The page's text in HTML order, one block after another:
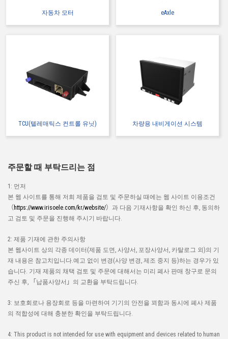
자동차 모터 eAxle
TCU(텔레매틱스 컨트롤 유닛) 차량용 내비게이션 시스템
주문할 때 부탁드리는 점
1: 먼저
본 웹 사이트를 통해 저희 제품을 검토 및 주문하실 때에는 웹 사이트 이용조건
（ https://www.irisoele.com/kr/website/）과 다음 기재사항을 확인 하신 후, 동의하
고 검토 및 주문을 진행해 주시기 바랍니다.
2: 제품 기재에 관한 주의사항
본 웹사이트 상의 각종 데이터(제품 도면, 사양서, 포장사양서, 카탈로그 외)의 기
재 내용은 참고치입니다.예고 없이 변경(사양 변경, 제조 중지 등)하는 경우가 있
습니다. 기재 제품의 채택 검토 및 주문에 대해서는 미리 폐사 판매 창구로 문의
주신 후, 「납품사양서」의 교환을 부탁드립니다.
3: 보호회로나 용장회로 등을 마련하여 기기의 안전을 꾀함과 동시에 폐사 제품
의 적합성에 대해 충분한 확인을 부탁드립니다.
4: This product is not intended for use with equipment and devices related to human